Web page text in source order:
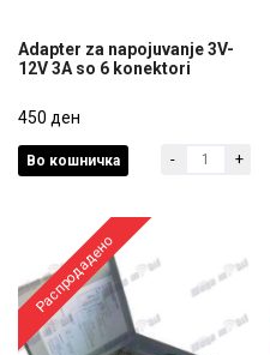
12V 3A so 6 konektori
450 ден
Adapter za napojuvanje 3V-
12V 3A so 6 konektori
450 ден
Во кошничка - +
Распродадено